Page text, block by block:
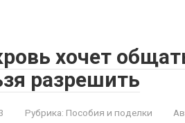
хочет
разрешить
Рубрика: Пособия и поделки